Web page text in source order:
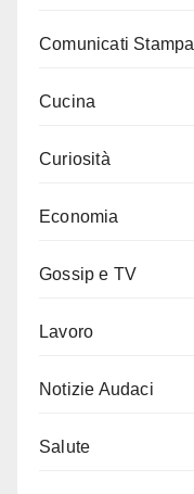
Comunicati Stampa
Cucina
Curiosità
Economia
Gossip e TV
Lavoro
Notizie Audaci
Salute